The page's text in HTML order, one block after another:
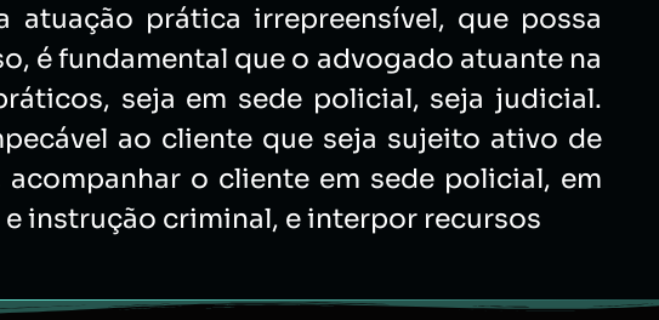
prática irrepreensível, que possa
é fundamental que o advogado atuante na
seja em sede policial, seja judicial.
ao cliente que seja sujeito ativo de
o cliente em sede policial, em
instrução criminal, e interpor recursos